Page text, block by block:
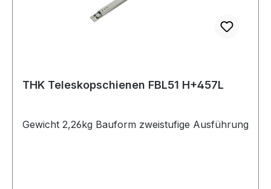
THK Teleskopschienen FBL51 H+457L
Gewicht 2,26kg Bauform zweistufige Ausführung